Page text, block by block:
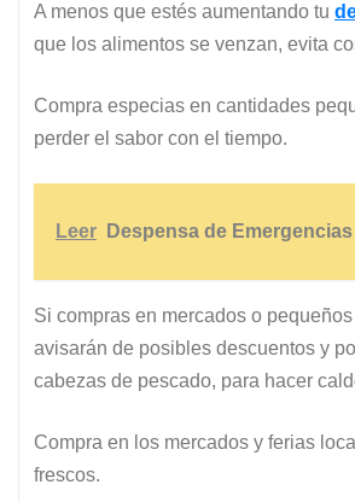
A menos que estés aumentando tu
que los alimentos se venzan, evita
Compra especias en cantidades
perder el sabor con el tiempo.
Leer Despensa de Emergencias
Si compras en mercados o
avisarán de posibles descuentos y
cabezas de pescado, para hacer
Compra en los mercados y ferias
frescos.